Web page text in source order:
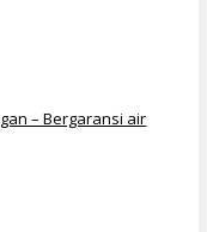
– Bergaransi air